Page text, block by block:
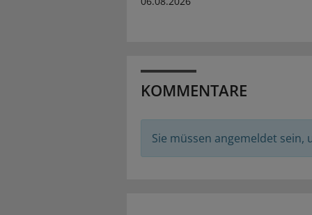
KOMMENTARE
Sie müssen angemeldet